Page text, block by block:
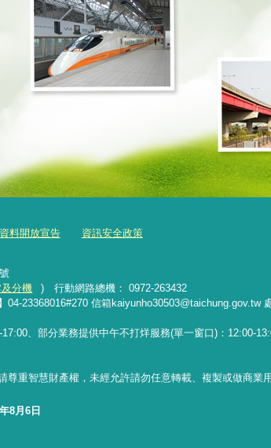
料開放宣告 資訊安全政策
分機
) 行動網路總機： 0972-263432
04-23368016#270 信箱kaiyunho30503@taichung.gov.tw
、部分業務提供中午不打烊服務(單一窗口)：12:00-
尊重智慧財產權，未經允許請勿任意轉載、複製或做商業
8月6日